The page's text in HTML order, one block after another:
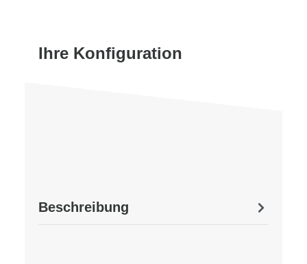
Ihre Konfiguration
Beschreibung